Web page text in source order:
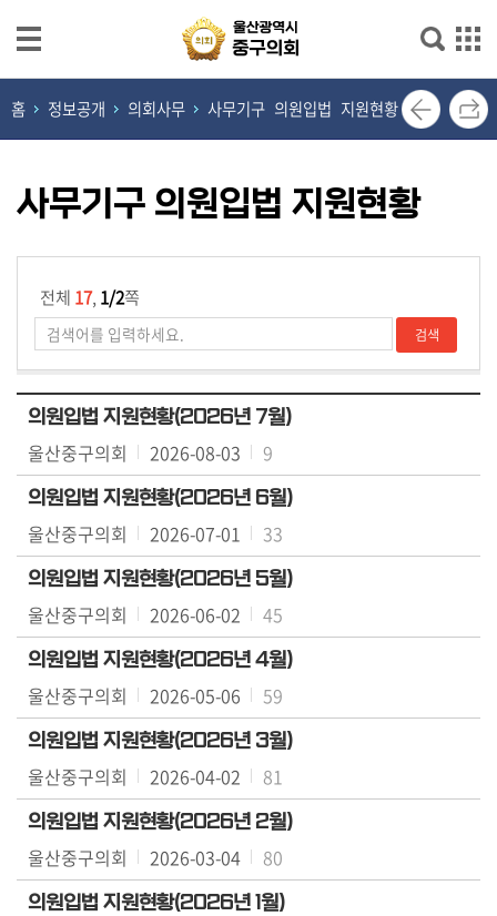
본문으로 바로가기
메인메뉴 바로가기
열
린
장
실
회
소
개
의
원
광
장
의
회
소
식
의
회
기
능
의
정
활
동
홈 정보공개 의회사무 사무기구 의원입법 지원현황
사무기구 의원입법 지원현황
전체 17, 1/2쪽
의원입법 지원현황(2026년 7월)
울산중구의회 2026-08-03 9
의원입법 지원현황(2026년 6월)
울산중구의회 2026-07-01 33
의원입법 지원현황(2026년 5월)
울산중구의회 2026-06-02 45
의원입법 지원현황(2026년 4월)
울산중구의회 2026-05-06 59
의원입법 지원현황(2026년 3월)
울산중구의회 2026-04-02 81
의원입법 지원현황(2026년 2월)
울산중구의회 2026-03-04 80
의원입법 지원현황(2026년 1월)